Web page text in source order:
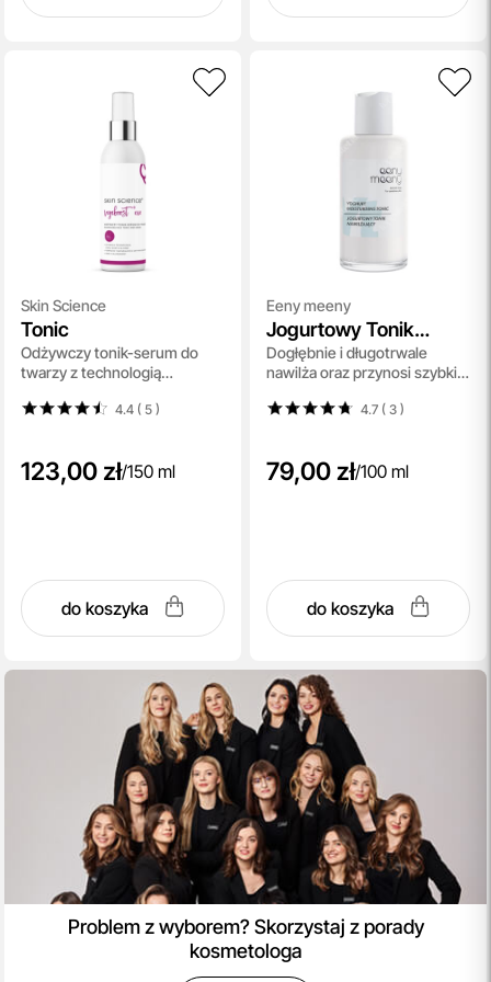
Skin Science
Tonic
Odżywczy tonik-serum do
twarzy z technologią
Somów 150 ml4.4 ( 5)
123,00 zł/150 ml
do koszyka
Eeny meeny
Jogurtowy Tonik
Nawilżający New
Dogłębnie i długotrwale
nawilża oraz przynosi szybkie
4.7 ( 3)
79,00 zł/100 ml
do koszyka
Problem z wyborem? Skorzystaj z porady
kosmetologa